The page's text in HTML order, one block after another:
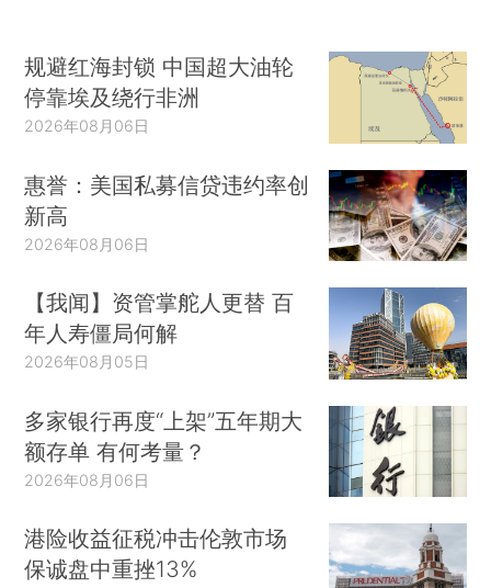
规避红海封锁 中国超大油轮
停靠埃及绕行非洲
2026年08月06日
惠誉：美国私募信贷违约率创
新高
2026年08月06日
【我闻】资管掌舵人更替 百
年人寿僵局何解
2026年08月05日
多家银行再度“上架”五年期大
额存单 有何考量？
2026年08月06日
港险收益征税冲击伦敦市场
保诚盘中重挫13%